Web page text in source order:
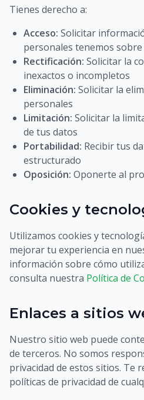
Tienes derecho a:
Acceso: Solicitar
personales tenemos
Rectificación: Solicitar la
inexactos o incompletos
Eliminación: Solicitar la
personales
Limitación: Solicitar la
de tus datos
Portabilidad: Recibir tus
estructurado
Oposición: Oponerte al
Cookies y
Utilizamos cookies y
mejorar tu experiencia en
información sobre cómo
consulta nuestra Política de
Enlaces a sitios
Nuestro sitio web puede
de terceros. No somos
privacidad de estos sitios. Te
políticas de privacidad de